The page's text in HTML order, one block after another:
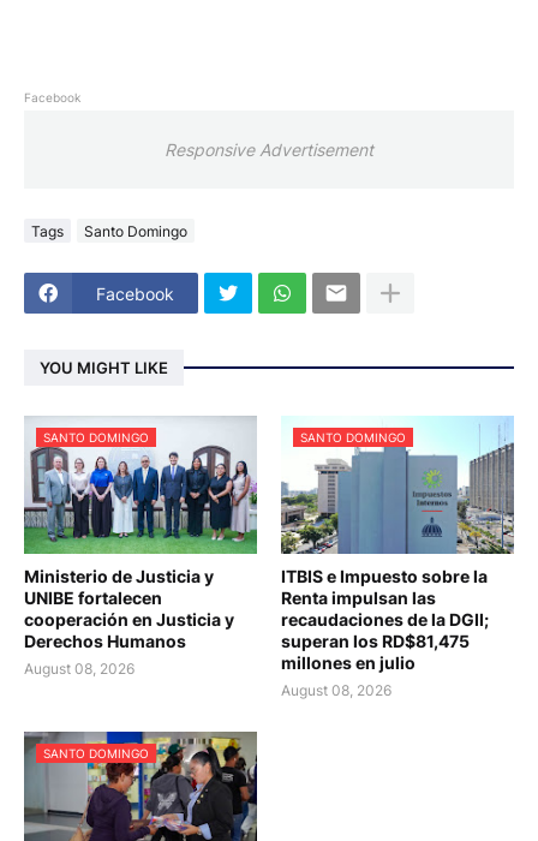
Facebook
Responsive Advertisement
Tags Santo Domingo
Facebook
YOU MIGHT LIKE
SANTO DOMINGO
Ministerio de Justicia y
UNIBE fortalecen
cooperación en Justicia y
Derechos Humanos
August 08, 2026
SANTO DOMINGO
ITBIS e Impuesto sobre la
Renta impulsan las
recaudaciones de la DGII;
superan los RD$81,475
millones en julio
August 08, 2026
SANTO DOMINGO